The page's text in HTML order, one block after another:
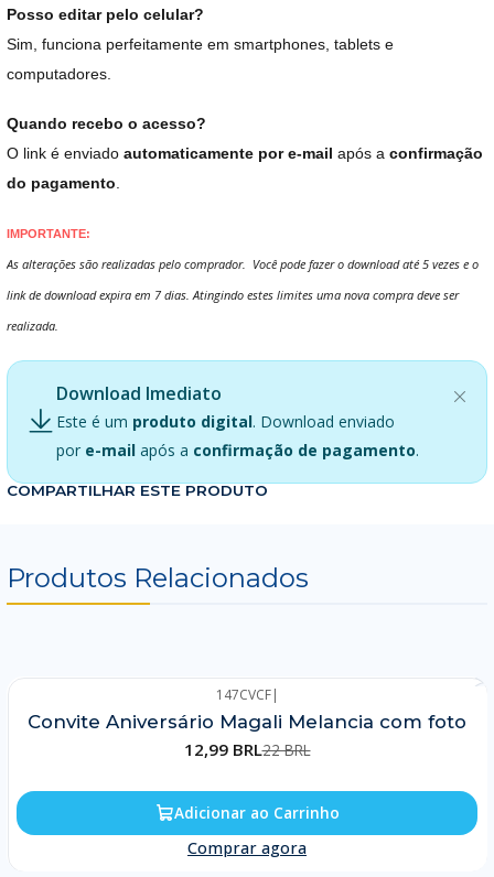
Posso editar pelo celular?
Sim, funciona perfeitamente em smartphones, tablets e
computadores.
Quando recebo o acesso?
O link é enviado automaticamente por e-mail após a confirmação
do pagamento
IMPORTANTE:
As alterações são realizadas pelo comprador. Você pode fazer o download até 5 vezes e o
link de download expira em 7 dias. Atingindo estes limites uma nova compra deve ser
realizada.
Download Imediato
Este é um produto digital. Download enviado
por e-mail após a confirmação de pagamento.
COMPARTILHAR ESTE PRODUTO
Produtos Relacionados
147CVCF|
Convite Aniversário Magali Melancia com foto
12,99 BRL22 BRL
Adicionar ao Carrinho
Comprar agora